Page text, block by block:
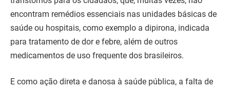
encontram remédios essenciais nas unidades básicas de
saúde ou hospitais, como exemplo a dipirona, indicada
para tratamento de dor e febre, além de outros
medicamentos de uso frequente dos brasileiros.
E como ação direta e danosa à saúde pública, a falta de